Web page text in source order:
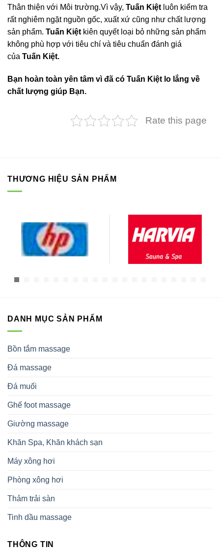
Thân thiện với Môi trường.Vì vậy, Tuấn Kiệt luôn kiểm tra
rất nghiêm ngặt nguồn gốc, xuất xứ cũng như chất lượng
sản phẩm. Tuấn Kiệt kiên quyết loại bỏ những sản phẩm
không phù hợp với tiêu chí và tiêu chuẩn đánh giá
của Tuấn Kiệt.
Bạn hoàn toàn yên tâm vì đã có Tuấn Kiệt lo lắng về
chất lượng giúp Bạn.
Rate this page
THƯƠNG HIỆU SẢN PHẨM
DANH MỤC SẢN PHẨM
Bồn tắm massage
Đá massage
Đá muối
Ghế foot massage
Giường massage
Khăn Spa, Khăn khách sạn
Máy xông hơi
Phòng xông hơi
Thảm trải sàn
Tinh dầu massage
THÔNG TIN